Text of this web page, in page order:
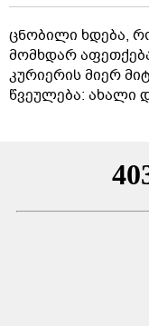
ცნობილი ხდება,
მომხდარ
კურიერის მიერ
წვეულება: ახალი